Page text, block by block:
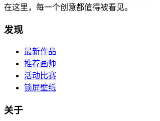
在这里，每一个创意都值得被看见。
发现
最新作品
推荐画师
活动比赛
锁屏壁纸
关于